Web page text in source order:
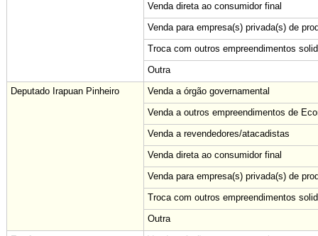
Venda direta ao consumidor final
Venda para empresa(s) privada(s) de
Troca com outros empreendimentos
Outra
Deputado Irapuan Pinheiro
Venda a órgão governamental
Venda a outros empreendimentos de
Venda a revendedores/atacadistas
Venda direta ao consumidor final
Venda para empresa(s) privada(s) de
Troca com outros empreendimentos
Outra